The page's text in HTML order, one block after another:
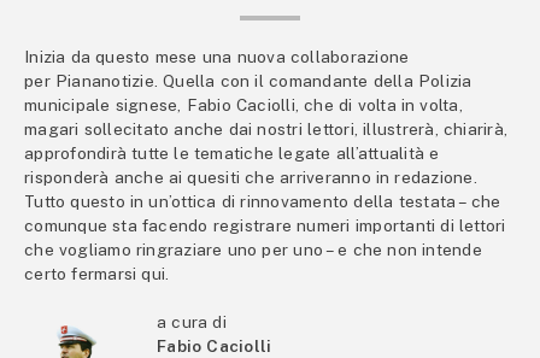
Inizia da questo mese una nuova collaborazione
per Piananotizie. Quella con il comandante della Polizia
municipale signese, Fabio Caciolli, che di volta in volta,
magari sollecitato anche dai nostri lettori, illustrerà, chiarirà,
approfondirà tutte le tematiche legate all’attualità e
risponderà anche ai quesiti che arriveranno in redazione.
Tutto questo in un’ottica di rinnovamento della testata – che
comunque sta facendo registrare numeri importanti di lettori
che vogliamo ringraziare uno per uno – e che non intende
certo fermarsi qui.
a cura di
Fabio Caciolli